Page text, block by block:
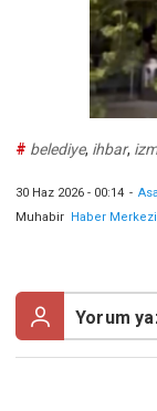
# belediye, ihbar,
30 Haz 2026 - 00:14 -
Muhabir
Haber Merkezi